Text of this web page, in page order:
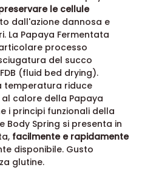
le cellule
dall'azione dannosa e
La Papaya Fermentata
processo
del succo
(fluid bed drying).
temperatura riduce
calore della Papaya
i principi funzionali della
Body Spring si presenta in
facilmente e rapidamente
disponibile. Gusto
glutine.